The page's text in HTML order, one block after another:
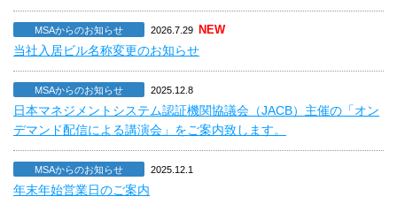
MSAからのお知らせ 2026.7.29 NEW
当社入居ビル名称変更のお知らせ
MSAからのお知らせ 2025.12.8
日本マネジメントシステム認証機関協議会（JACB）主催の「オン
デマンド配信による講演会」をご案内致します。
MSAからのお知らせ 2025.12.1
年末年始営業日のご案内